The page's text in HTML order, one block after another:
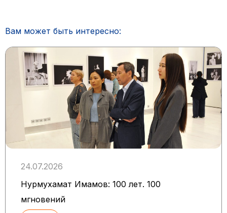
Вам может быть интересно:
24.07.2026
Нурмухамат Имамов: 100 лет. 100
мгновений